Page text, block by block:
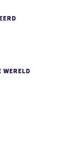
WERELD